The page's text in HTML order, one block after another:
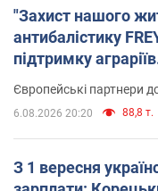
"Захист нашого
антибалістику
підтримку
Європейські партнери
6.08.2026 20:20 88,8 т.
З 1 вересня